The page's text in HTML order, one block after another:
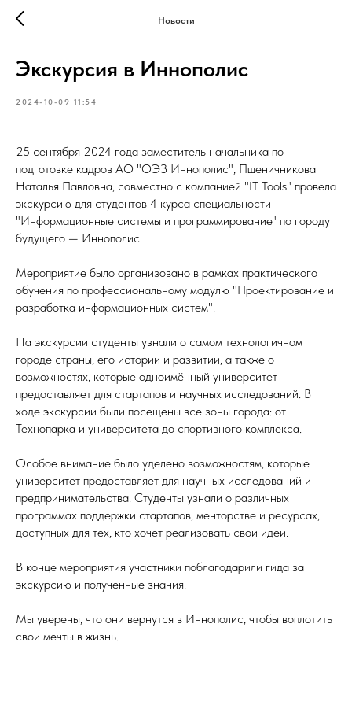
Новости
Экскурсия в Иннополис
2024-10-09 11:54
25 сентября 2024 года заместитель начальника по
подготовке кадров АО "ОЭЗ Иннополис", Пшеничникова
Наталья Павловна, совместно с компанией "IT Tools" провела
экскурсию для студентов 4 курса специальности
"Информационные системы и программирование" по городу
будущего — Иннополис.
Мероприятие было организовано в рамках практического
обучения по профессиональному модулю "Проектирование и
разработка информационных систем".
На экскурсии студенты узнали о самом технологичном
городе страны, его истории и развитии, а также о
возможностях, которые одноимённый университет
предоставляет для стартапов и научных исследований. В
ходе экскурсии были посещены все зоны города: от
Технопарка и университета до спортивного комплекса.
Особое внимание было уделено возможностям, которые
университет предоставляет для научных исследований и
предпринимательства. Студенты узнали о различных
программах поддержки стартапов, менторстве и ресурсах,
доступных для тех, кто хочет реализовать свои идеи.
В конце мероприятия участники поблагодарили гида за
экскурсию и полученные знания.
Мы уверены, что они вернутся в Иннополис, чтобы воплотить
свои мечты в жизнь.